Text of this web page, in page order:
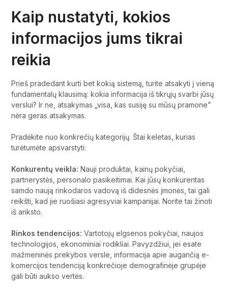
Kaip nustatyti, kokios
informacijos jums tikrai
reikia
Prieš pradedant kurti bet kokią sistemą, turite atsakyti į vieną
fundamentalų klausimą: kokia informacija iš tikrųjų svarbi jūsų
verslui? Ir ne, atsakymas „visa, kas susiję su mūsų pramone”
nėra geras atsakymas.
Pradėkite nuo konkrečių kategorijų. Štai keletas, kurias
turėtumėte apsvarstyti:
Konkurentų veikla: Nauji produktai, kainų pokyčiai,
partnerystės, personalo pasikeitimai. Kai jūsų konkurentas
samdo naują rinkodaros vadovą iš didesnės įmonės, tai gali
reikšti, kad jie ruošiasi agresyviai kampanijai. Norite tai žinoti
iš anksto.
Rinkos tendencijos: Vartotojų elgsenos pokyčiai, naujos
technologijos, ekonominiai rodikliai. Pavyzdžiui, jei esate
mažmeninės prekybos versle, informacija apie augančią e-
komercijos tendenciją konkrečioje demografinėje grupėje
gali būti aukso vertės.